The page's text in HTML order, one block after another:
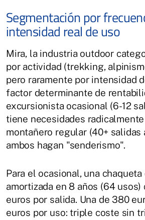
Segmentación por
intensidad real de uso
Mira, la industria outdoor
por actividad (trekking,
pero raramente por intensidad
factor determinante de
excursionista ocasional (6-12
tiene necesidades
montañero regular (40+ salidas
ambos hagan "senderismo".
Para el ocasional, una chaqueta
amortizada en 8 años (64 usos)
euros por salida. Una de 380
euros por uso: triple coste sin